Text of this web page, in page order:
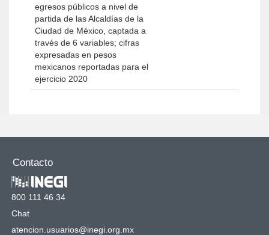
egresos públicos a nivel de
partida de las Alcaldías de la
Ciudad de México, captada a
través de 6 variables; cifras
expresadas en pesos
mexicanos reportadas para el
ejercicio 2020
Contacto
800 111 46 34
Chat
atencion.usuarios@inegi.org.mx